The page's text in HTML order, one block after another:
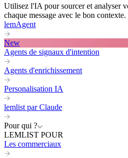
Utilisez l'IA pour sourcer et analyser
chaque message avec le bon contexte.
lemAgent
New
Agents de signaux d'intention
Agents d'enrichissement
Personalisation IA
lemlist par Claude
Pour qui ?
LEMLIST POUR
Les commerciaux